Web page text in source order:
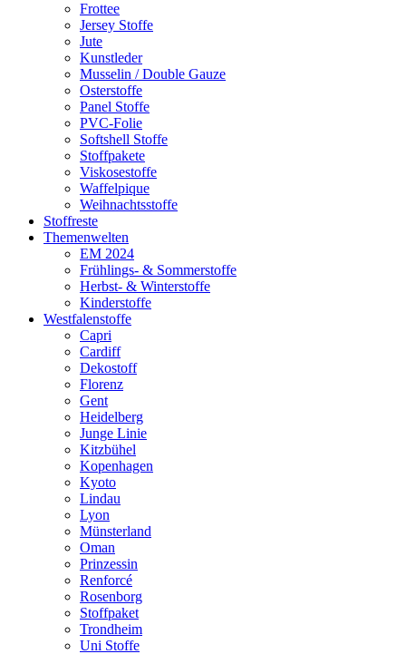
Frottee
Jersey Stoffe
Jute
Kunstleder
Musselin / Double Gauze
Osterstoffe
Panel Stoffe
PVC-Folie
Softshell Stoffe
Stoffpakete
Viskosestoffe
Waffelpique
Weihnachtsstoffe
Stoffreste
Themenwelten
EM 2024
Frühlings- & Sommerstoffe
Herbst- & Winterstoffe
Kinderstoffe
Westfalenstoffe
Capri
Cardiff
Dekostoff
Florenz
Gent
Heidelberg
Junge Linie
Kitzbühel
Kopenhagen
Kyoto
Lindau
Lyon
Münsterland
Oman
Prinzessin
Renforcé
Rosenborg
Stoffpaket
Trondheim
Uni Stoffe